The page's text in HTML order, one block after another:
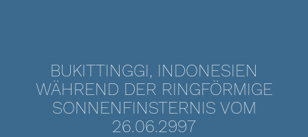
BUKITTINGGI, INDONESIEN
WÄHREND DER RINGFÖRMIGE
SONNENFINSTERNIS VOM
26.06.2997